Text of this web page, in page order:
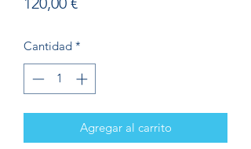
Cantidad *
Agregar al carrito